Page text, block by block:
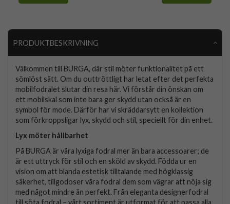
PRODUKTBESKRIVNING
Välkommen till BURGA, där stil möter funktionalitet på ett
sömlöst sätt. Om du outtröttligt har letat efter det perfekta
mobilfodralet slutar din resa här. Vi förstår din önskan om
ett mobilskal som inte bara ger skydd utan också är en
symbol för mode. Därför har vi skräddarsytt en kollektion
som förkroppsligar lyx, skydd och stil, speciellt för din enhet.
Lyx möter hållbarhet
På BURGA är våra lyxiga fodral mer än bara accessoarer; de
är ett uttryck för stil och en sköld av skydd. Födda ur en
vision om att blanda estetisk tilltalande med högklassig
säkerhet, tillgodoser våra fodral dem som vägrar att nöja sig
med något mindre än perfekt. Från eleganta designerfodral
till söta fodral – vårt sortiment är utformat för att passa alla